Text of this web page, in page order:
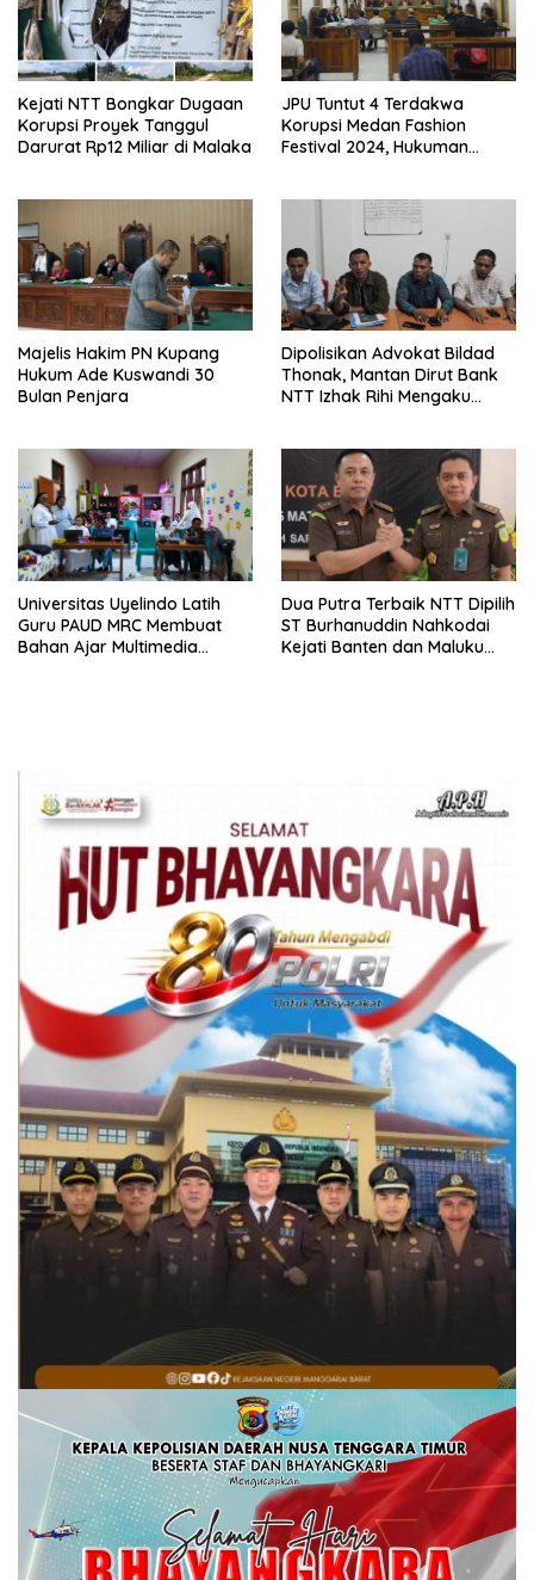
Kejati NTT Bongkar Dugaan
Korupsi Proyek Tanggul
Darurat Rp12 Miliar di Malaka
JPU Tuntut 4 Terdakwa
Korupsi Medan Fashion
Festival 2024, Hukuman
Majelis Hakim PN Kupang
Hukum Ade Kuswandi 30
Bulan Penjara
Dipolisikan Advokat Bildad
Thonak, Mantan Dirut Bank
NTT Izhak Rihi Mengaku
Universitas Uyelindo Latih
Guru PAUD MRC Membuat
Bahan Ajar Multimedia
Dua Putra Terbaik NTT Dipilih
ST Burhanuddin Nahkodai
Kejati Banten dan Maluku